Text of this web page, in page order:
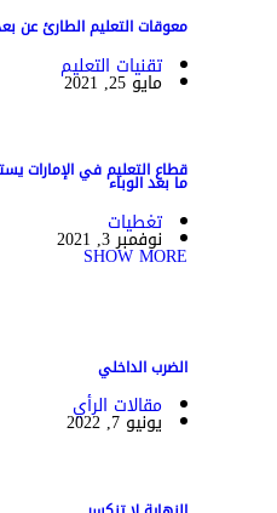
معوقات التعليم الطارئ عن بعد
تقنيات التعليم
مايو 25, 2021
قطاع التعليم في الإمارات
ما بعد الوباء
تغطيات
نوفمبر 3, 2021
SHOW MORE
الضرب الداخلي
مقالات الرأي
يونيو 7, 2022